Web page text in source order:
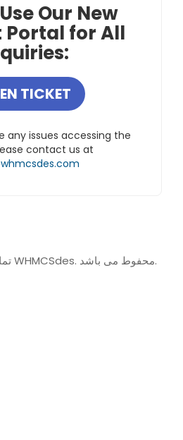
Our New
Portal for All
TICKET
any issues accessing the
contact us at
تمامی حقوق برای © 2026 WHMCSdes. محفوط می باشد.